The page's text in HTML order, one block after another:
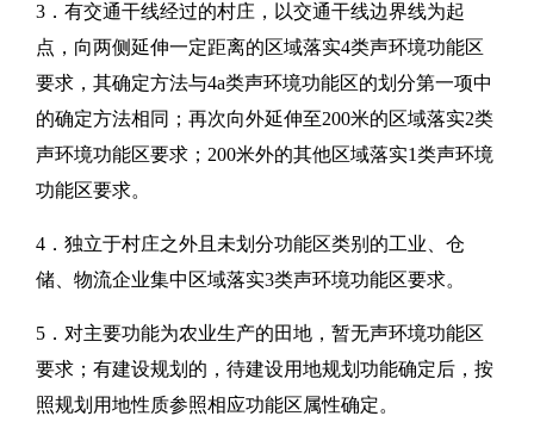
3．有交通干线经过的村庄，以交通干线边界线为起
点，向两侧延伸一定距离的区域落实4类声环境功能区
要求，其确定方法与4a类声环境功能区的划分第一项中
的确定方法相同；再次向外延伸至200米的区域落实2类
声环境功能区要求；200米外的其他区域落实1类声环境
功能区要求。
4．独立于村庄之外且未划分功能区类别的工业、仓
储、物流企业集中区域落实3类声环境功能区要求。
5．对主要功能为农业生产的田地，暂无声环境功能区
要求；有建设规划的，待建设用地规划功能确定后，按
照规划用地性质参照相应功能区属性确定。